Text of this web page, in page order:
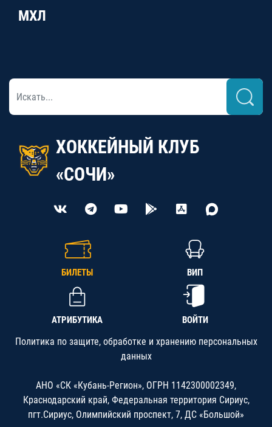
МХЛ
ХОККЕЙНЫЙ КЛУБ
«СОЧИ»
БИЛЕТЫ ВИП
АТРИБУТИКА ВОЙТИ
Политика по защите, обработке и хранению персональных
данных
АНО «СК «Кубань-Регион», ОГРН 1142300002349,
Краснодарский край, Федеральная территория Сириус,
пгт.Сириус, Олимпийский проспект, 7, ДС «Большой»